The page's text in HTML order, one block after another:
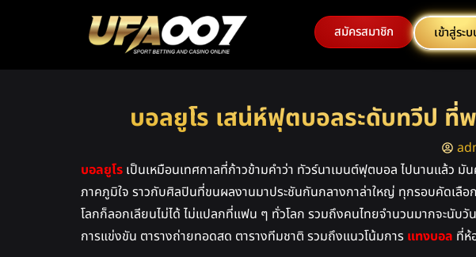
สมัครสมาชิก เข้าสู่ระ
บอลยูโร เสน่ห์ฟุตบอลระดับทวีป ที่
บอลยูโร เป็นเหมือนเทศกาลที่ก้าวข้ามคำว่า ทัวร์นาเมนต์ฟุตบอล ไปนานแล้ว
ภาคภูมิใจ ราวกับศิลปินที่ขนผลงานมาประชันกันกลางกาล่าใหญ่ ทุกรอบคัดเลือ
โลกก็ลอกเลียนไม่ได้ ไม่แปลกที่แฟน ๆ ทั่วโลก รวมถึงคนไทยจำนวนมากจะนั
การแข่งขัน ตารางถ่ายทอดสด ตารางทีมชาติ รวมถึงแนวโน้มการ แทงบอล ที่ห้